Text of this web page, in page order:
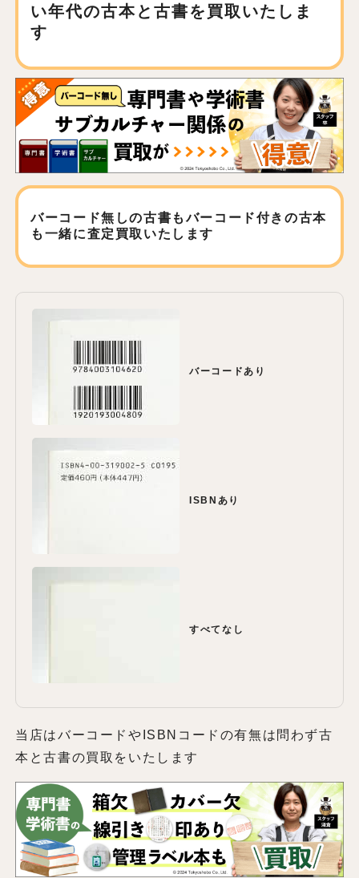
い年代の古本と古書を買取いたしま
す
バーコード無しの古書もバーコード付きの古本
も 一緒に査定買取いたします
バーコードあり
ISBNあり
すべてなし
当店はバーコードやISBNコードの有無は問わず古
本と古書の買取をいたします